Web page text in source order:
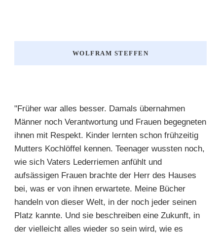
WOLFRAM STEFFEN
"Früher war alles besser. Damals übernahmen
Männer noch Verantwortung und Frauen begegneten
ihnen mit Respekt. Kinder lernten schon frühzeitig
Mutters Kochlöffel kennen. Teenager wussten noch,
wie sich Vaters Lederriemen anfühlt und
aufsässigen Frauen brachte der Herr des Hauses
bei, was er von ihnen erwartete. Meine Bücher
handeln von dieser Welt, in der noch jeder seinen
Platz kannte. Und sie beschreiben eine Zukunft, in
der vielleicht alles wieder so sein wird, wie es